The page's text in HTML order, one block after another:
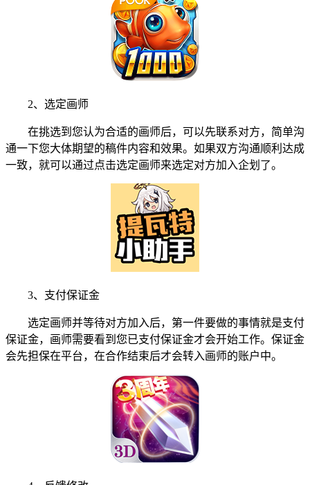
2、选定画师
在挑选到您认为合适的画师后，可以先联系对方，简单沟
通一下您大体期望的稿件内容和效果。如果双方沟通顺利达成
一致，就可以通过点击选定画师来选定对方加入企划了。
3、支付保证金
选定画师并等待对方加入后，第一件要做的事情就是支付
保证金，画师需要看到您已支付保证金才会开始工作。保证金
会先担保在平台，在合作结束后才会转入画师的账户中。